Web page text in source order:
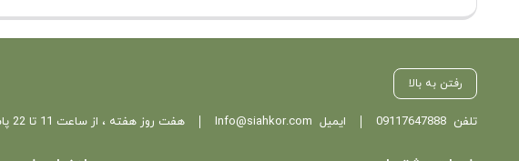
رفتن به بالا
تلفن09117647888 ایمیل Info@siahkor.com هفت روز هفته ، از ساعت 11 تا 22 پاسخگوی شما هستیم.